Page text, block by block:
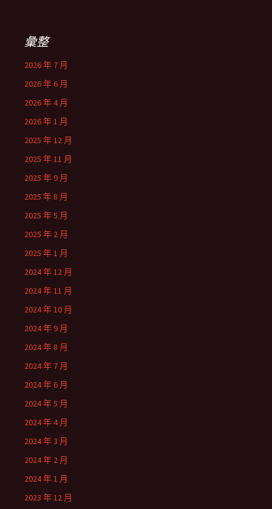
彙整
2026 年 7 月
2026 年 6 月
2026 年 4 月
2026 年 1 月
2025 年 12 月
2025 年 11 月
2025 年 9 月
2025 年 8 月
2025 年 5 月
2025 年 2 月
2025 年 1 月
2024 年 12 月
2024 年 11 月
2024 年 10 月
2024 年 9 月
2024 年 8 月
2024 年 7 月
2024 年 6 月
2024 年 5 月
2024 年 4 月
2024 年 3 月
2024 年 2 月
2024 年 1 月
2023 年 12 月